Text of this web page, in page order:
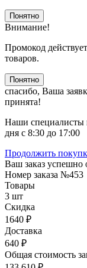
Понятно
Внимание!
Промокод
товаров.
Понятно
спасибо, Ваша
принята!
Наши специалисты
дня с 8:30 до 17:00
Продолжить
Ваш заказ успешно
Номер заказа №453
Товары
3 шт
Скидка
1640 ₽
Доставка
640 ₽
Общая стоимость